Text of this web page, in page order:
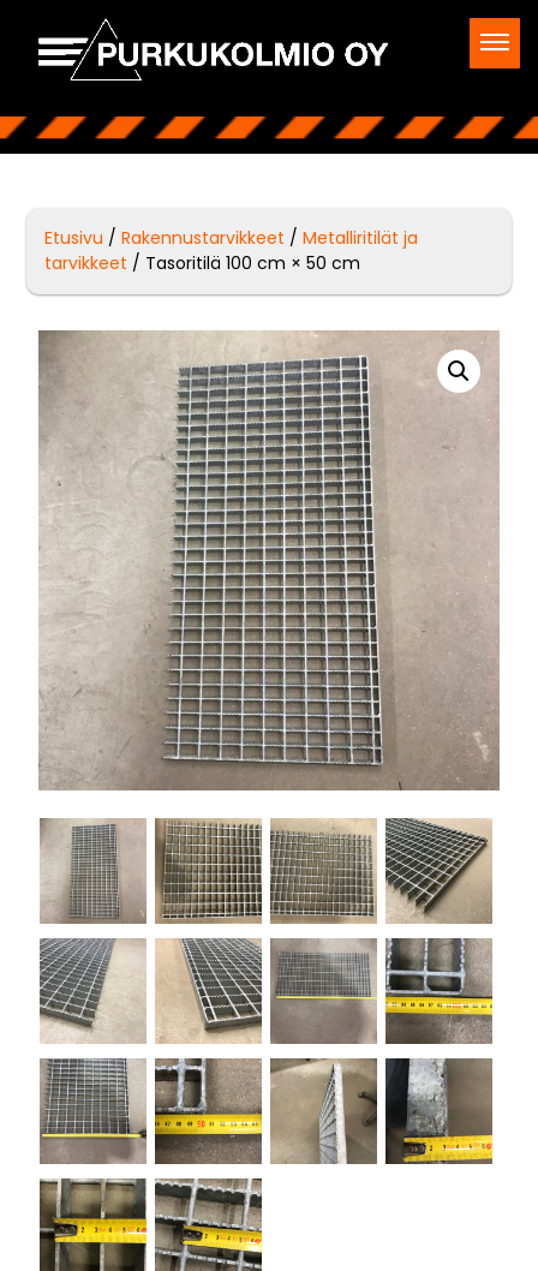
Etusivu /Rakennustarvikkeet /Metalliritilät ja
tarvikkeet / Tasoritilä 100 cm × 50 cm